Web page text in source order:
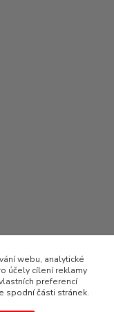
webu, analytické
účely cílení reklamy
preferencí
spodní části stránek.